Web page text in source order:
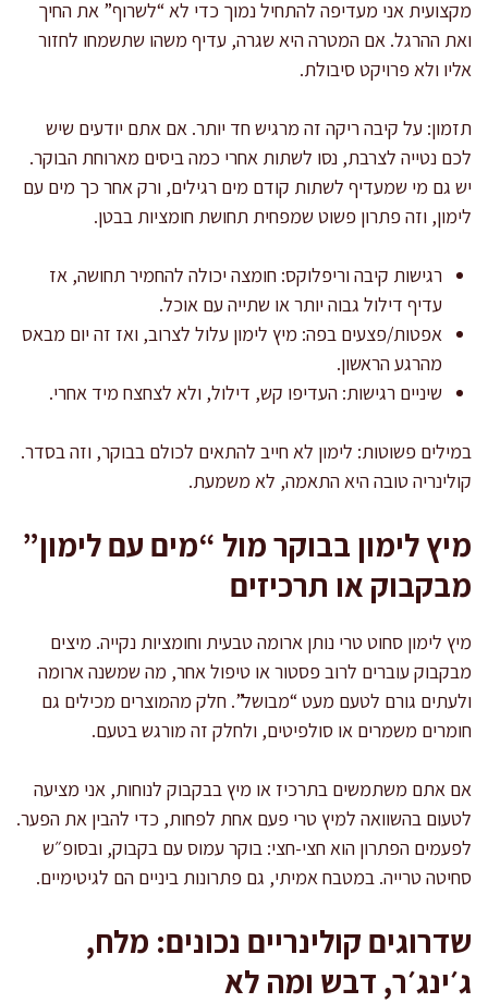
מקצועית אני מעדיפה להתחיל נמוך כדי לא “לשרוף” את החיך
ואת ההרגל. אם המטרה היא שגרה, עדיף משהו שתשמחו לחזור
אליו ולא פרויקט סיבולת.
תזמון: על קיבה ריקה זה מרגיש חד יותר. אם אתם יודעים שיש
לכם נטייה לצרבת, נסו לשתות אחרי כמה ביסים מארוחת הבוקר.
יש גם מי שמעדיף לשתות קודם מים רגילים, ורק אחר כך מים עם
לימון, וזה פתרון פשוט שמפחית תחושת חומציות בבטן.
רגישות קיבה וריפלוקס: חומצה יכולה להחמיר תחושה, אז
עדיף דילול גבוה יותר או שתייה עם אוכל.
אפטות/פצעים בפה: מיץ לימון עלול לצרוב, ואז זה יום מבאס
מהרגע הראשון.
שיניים רגישות: העדיפו קש, דילול, ולא לצחצח מיד אחרי.
במילים פשוטות: לימון לא חייב להתאים לכולם בבוקר, וזה בסדר.
קולינריה טובה היא התאמה, לא משמעת.
מיץ לימון בבוקר מול “מים עם לימון”
מבקבוק או תרכיזים
מיץ לימון סחוט טרי נותן ארומה טבעית וחומציות נקייה. מיצים
מבקבוק עוברים לרוב פסטור או טיפול אחר, מה שמשנה ארומה
ולעתים גורם לטעם מעט “מבושל”. חלק מהמוצרים מכילים גם
חומרים משמרים או סולפיטים, ולחלק זה מורגש בטעם.
אם אתם משתמשים בתרכיז או מיץ בבקבוק לנוחות, אני מציעה
לטעום בהשוואה למיץ טרי פעם אחת לפחות, כדי להבין את הפער.
לפעמים הפתרון הוא חצי-חצי: בוקר עמוס עם בקבוק, ובסופ״ש
סחיטה טרייה. במטבח אמיתי, גם פתרונות ביניים הם לגיטימיים.
שדרוגים קולינריים נכונים: מלח,
ג׳ינג׳ר, דבש ומה לא